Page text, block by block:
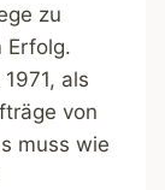
zu
Erfolg.
als
von
muss wie